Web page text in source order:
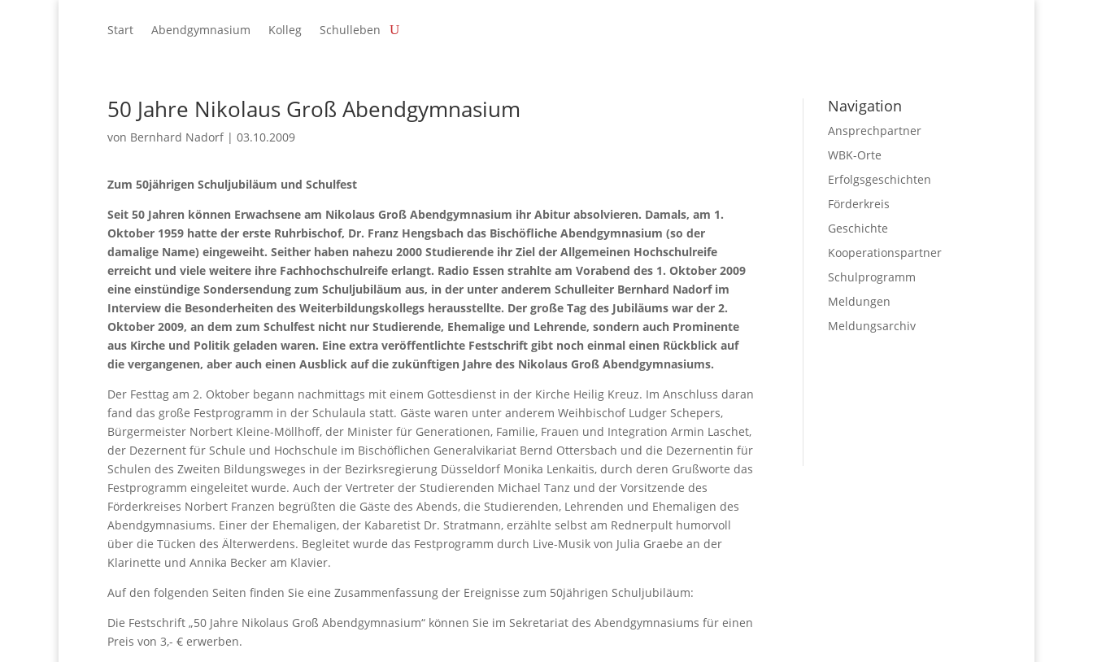
Start Abendgymnasium Kolleg Schulleben
50 Jahre Nikolaus Groß Abendgymnasium
von Bernhard Nadorf| 03.10.2009
Zum 50jährigen Schuljubiläum und Schulfest
Seit 50 Jahren können Erwachsene am Nikolaus Groß Abendgymnasium ihr Abitur absolvieren. Damals, am 1.
Oktober 1959 hatte der erste Ruhrbischof, Dr. Franz Hengsbach das Bischöfliche Abendgymnasium (so der
damalige Name) eingeweiht. Seither haben nahezu 2000 Studierende ihr Ziel der Allgemeinen Hochschulreife
erreicht und viele weitere ihre Fachhochschulreife erlangt. Radio Essen strahlte am Vorabend des 1. Oktober 2009
eine einstündige Sondersendung zum Schuljubiläum aus, in der unter anderem Schulleiter Bernhard Nadorf im
Interview die Besonderheiten des Weiterbildungskollegs herausstellte. Der große Tag des Jubiläums war der 2.
Oktober 2009, an dem zum Schulfest nicht nur Studierende, Ehemalige und Lehrende, sondern auch Prominente
aus Kirche und Politik geladen waren. Eine extra veröffentlichte Festschrift gibt noch einmal einen Rückblick auf
die vergangenen, aber auch einen Ausblick auf die zukünftigen Jahre des Nikolaus Groß Abendgymnasiums.
Der Festtag am 2. Oktober begann nachmittags mit einem Gottesdienst in der Kirche Heilig Kreuz. Im Anschluss daran
fand das große Festprogramm in der Schulaula statt. Gäste waren unter anderem Weihbischof Ludger Schepers,
Bürgermeister Norbert Kleine-Möllhoff, der Minister für Generationen, Familie, Frauen und Integration Armin Laschet,
der Dezernent für Schule und Hochschule im Bischöflichen Generalvikariat Bernd Ottersbach und die Dezernentin für
Schulen des Zweiten Bildungsweges in der Bezirksregierung Düsseldorf Monika Lenkaitis, durch deren Grußworte das
Festprogramm eingeleitet wurde. Auch der Vertreter der Studierenden Michael Tanz und der Vorsitzende des
Förderkreises Norbert Franzen begrüßten die Gäste des Abends, die Studierenden, Lehrenden und Ehemaligen des
Abendgymnasiums. Einer der Ehemaligen, der Kabaretist Dr. Stratmann, erzählte selbst am Rednerpult humorvoll
über die Tücken des Älterwerdens. Begleitet wurde das Festprogramm durch Live-Musik von Julia Graebe an der
Klarinette und Annika Becker am Klavier.
Auf den folgenden Seiten finden Sie eine Zusammenfassung der Ereignisse zum 50jährigen Schuljubiläum:
Die Festschrift „50 Jahre Nikolaus Groß Abendgymnasium“ können Sie im Sekretariat des Abendgymnasiums für einen
Preis von 3,- € erwerben.
Navigation
Ansprechpartner
WBK-Orte
Erfolgsgeschichten
Förderkreis
Geschichte
Kooperationspartner
Schulprogramm
Meldungen
Meldungsarchiv